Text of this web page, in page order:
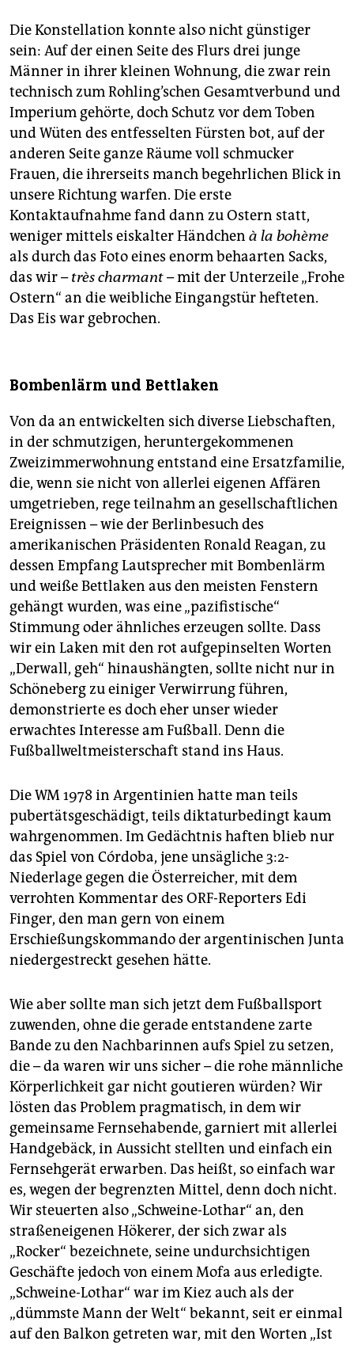
Die Konstellation konnte also nicht günstiger
sein: Auf der einen Seite des Flurs drei junge
Männer in ihrer kleinen Wohnung, die zwar rein
technisch zum Rohling’schen Gesamtverbund und
Imperium gehörte, doch Schutz vor dem Toben
und Wüten des entfesselten Fürsten bot, auf der
anderen Seite ganze Räume voll schmucker
Frauen, die ihrerseits manch begehrlichen Blick in
unsere Richtung warfen. Die erste
Kontaktaufnahme fand dann zu Ostern statt,
weniger mittels eiskalter Händchen à la bohème
als durch das Foto eines enorm behaarten Sacks,
das wir –très charmant– mit der Unterzeile „Frohe
Ostern“ an die weibliche Eingangstür hefteten.
Das Eis war gebrochen.
Bombenlärm und Bettlaken
Von da an entwickelten sich diverse Liebschaften,
in der schmutzigen, heruntergekommenen
Zweizimmerwohnung entstand eine Ersatzfamilie,
die, wenn sie nicht von allerlei eigenen Affären
umgetrieben, rege teilnahm an gesellschaftlichen
Ereignissen – wie der Berlinbesuch des
amerikanischen Präsidenten Ronald Reagan, zu
dessen Empfang Lautsprecher mit Bombenlärm
und weiße Bettlaken aus den meisten Fenstern
gehängt wurden, was eine „pazifistische“
Stimmung oder ähnliches erzeugen sollte. Dass
wir ein Laken mit den rot aufgepinselten Worten
„Derwall, geh“ hinaushängten, sollte nicht nur in
Schöneberg zu einiger Verwirrung führen,
demonstrierte es doch eher unser wieder
erwachtes Interesse am Fußball. Denn die
Fußballweltmeisterschaft stand ins Haus.
Die WM 1978 in Argentinien hatte man teils
pubertätsgeschädigt, teils diktaturbedingt kaum
wahrgenommen. Im Gedächtnis haften blieb nur
das Spiel von Córdoba, jene unsägliche 3:2-
Niederlage gegen die Österreicher, mit dem
verrohten Kommentar des ORF-Reporters Edi
Finger, den man gern von einem
Erschießungskommando der argentinischen Junta
niedergestreckt gesehen hätte.
Wie aber sollte man sich jetzt dem Fußballsport
zuwenden, ohne die gerade entstandene zarte
Bande zu den Nachbarinnen aufs Spiel zu setzen,
die – da waren wir uns sicher – die rohe männliche
Körperlichkeit gar nicht goutieren würden? Wir
lösten das Problem pragmatisch, in dem wir
gemeinsame Fernsehabende, garniert mit allerlei
Handgebäck, in Aussicht stellten und einfach ein
Fernsehgerät erwarben. Das heißt, so einfach war
es, wegen der begrenzten Mittel, denn doch nicht.
Wir steuerten also „Schweine-Lothar“ an, den
straßeneigenen Hökerer, der sich zwar als
„Rocker“ bezeichnete, seine undurchsichtigen
Geschäfte jedoch von einem Mofa aus erledigte.
„Schweine-Lothar“ war im Kiez auch als der
„dümmste Mann der Welt“ bekannt, seit er einmal
auf den Balkon getreten war, mit den Worten „Ist